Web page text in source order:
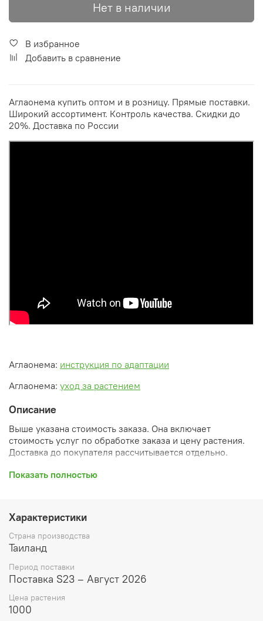
Нет в наличии
В избранное
Добавить в сравнение
Аглаонема купить оптом и в розницу. Прямые поставки.
Широкий ассортимент. Контроль качества. Скидки до
20%. Доставка по России
Аглаонема: инструкция по адаптации
Аглаонема: уход за растением
Описание
Выше указана стоимость заказа. Она включает
стоимость услуг по обработке заказа и цену растения.
Доставка до покупателя рассчитывается отдельно.
После оформления заказа вы получите его
скидки, уточнен способ доставки, сделано
бронирование и т.д.). Затем вам будут высланы
согласованные счета со ссылками на оплату услуг и
растений. При этом предварительный заказ теряет силу.
Внимание: фото в каталоге демонстрирует сорт, а не
растение, которое вы получите. Растения приезжают в
размере, указанном в карточке товара ниже.
Показать полностью
Характеристики
Страна производства
Таиланд
Период поставки
Поставка S23 – Август 2026
Цена растения
1000